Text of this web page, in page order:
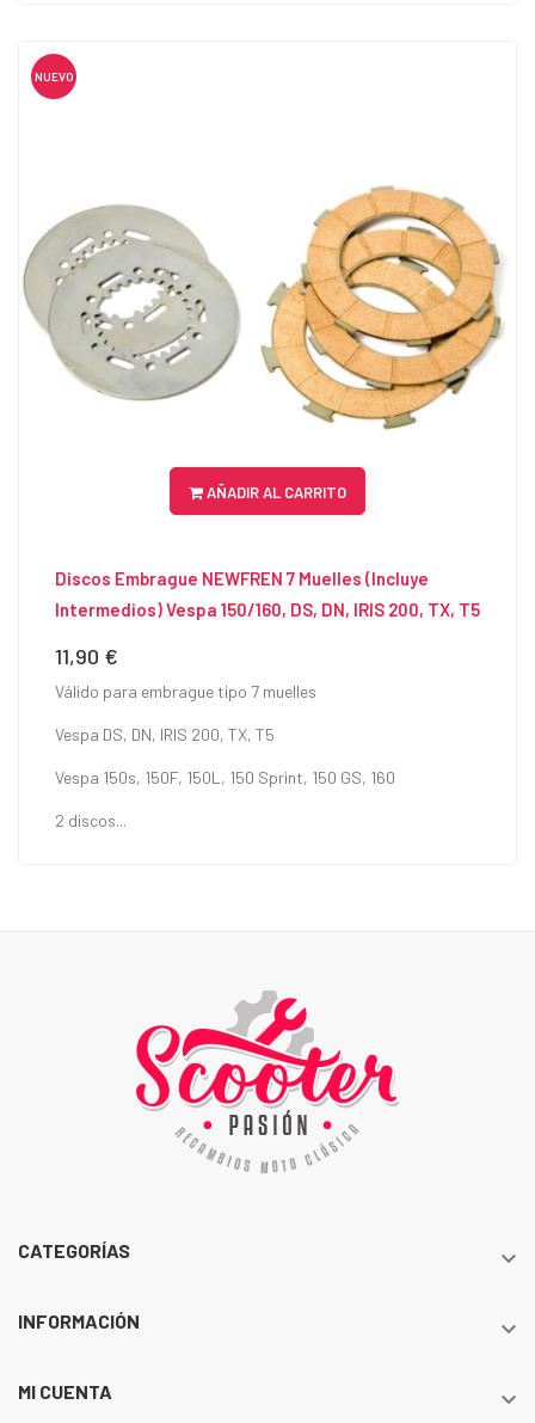
NUEVO
AÑADIR AL CARRITO
Discos Embrague NEWFREN 7 Muelles (Incluye
Intermedios) Vespa 150/160, DS, DN, IRIS 200, TX, T5
Precio
11,90 €
Válido para embrague tipo 7 muelles
Vespa DS, DN, IRIS 200, TX, T5
Vespa 150s, 150F, 150L, 150 Sprint, 150 GS, 160
2 discos...
CATEGORÍAS 
INFORMACIÓN 
MI CUENTA 